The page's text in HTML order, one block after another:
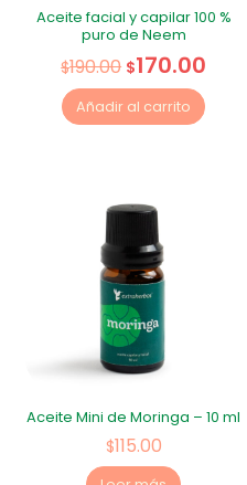
Aceite facial y capilar 100 %
puro de Neem
$190.00 $170.00
Añadir al carrito
Aceite Mini de Moringa – 10 ml
$115.00